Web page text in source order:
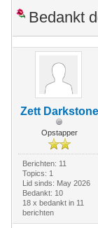
Bedankt
Zett Darkstone
Opstapper
Berichten: 11
Topics: 1
Lid sinds: May 2026
Bedankt: 10
18 x bedankt in 11
berichten